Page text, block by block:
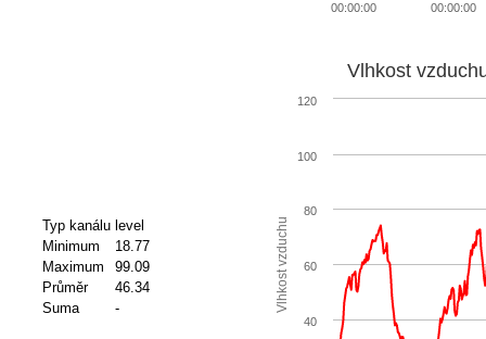
00:00:00 00:00:00
Typ kanálu level
Minimum
18.77
Maximum
99.09
Průměr
46.34
Suma
- Vlhkost vzduchu
Vlhkost
40
60
80
100
120